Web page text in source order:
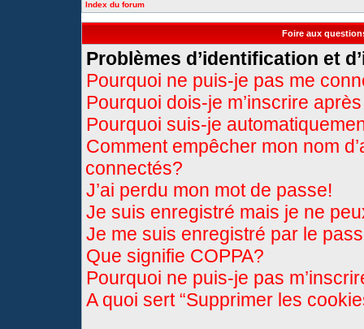
Index du forum
Foire aux
Problèmes d’identification et
Pourquoi ne puis-je pas me
Pourquoi dois-je m’inscrire
Pourquoi suis-je
Comment empêcher mon nom
connectés?
J’ai perdu mon mot de passe!
Je suis enregistré mais je ne
Je me suis enregistré par le
Que signifie COPPA?
Pourquoi ne puis-je pas
A quoi sert “Supprimer les